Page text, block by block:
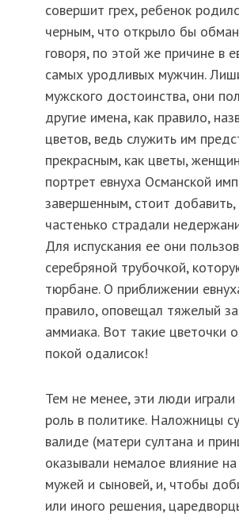
совершит грех, ребенок
черным, что открыло бы
говоря, по этой же причине в
самых уродливых мужчин.
мужского достоинства, они
другие имена, как правило,
цветов, ведь служить им
прекрасным, как цветы,
портрет евнуха Османской
завершенным, стоит
частенько страдали
Для испускания ее они
серебряной трубочкой,
тюрбане. О приближении
правило, оповещал тяжелый
аммиака. Вот такие цветочки
покой одалисок!
Тем не менее, эти люди играли
роль в политике. Наложницы
валиде (матери султана и
оказывали немалое влияние
мужей и сыновей, и, чтобы
или иного решения,